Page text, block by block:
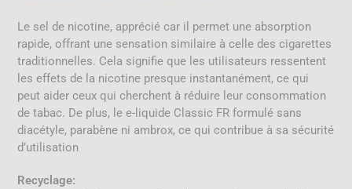
Le sel de nicotine, apprécié car il permet une absorption
rapide, offrant une sensation similaire à celle des cigarettes
traditionnelles. Cela signifie que les utilisateurs ressentent
les effets de la nicotine presque instantanément, ce qui
peut aider ceux qui cherchent à réduire leur consommation
de tabac. De plus, le e-liquide Classic FR formulé sans
diacétyle, parabène ni ambrox, ce qui contribue à sa sécurité
d’utilisation
Recyclage: